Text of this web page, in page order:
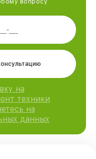
вопросу
на
техники
на
данных